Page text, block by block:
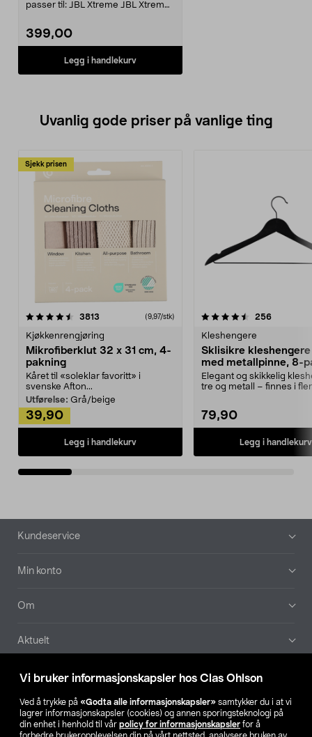
Vi bruker informasjonskapsler hos Clas Ohlson
Ved å trykke på «Godta alle informasjonskapsler» samtykker du i at vi
lagrer informasjonskapsler (cookies) og annen sporingsteknologi på
din enhet i henhold til vår policy for informasjonskapsler for å
passer til: JBL Xtreme JBL Xtreme
399,00
Legg i handlekurv
Uvanlig gode priser på vanlige ting
Sjekk prisen
3813 anmeldelser(9,97/stk)
Kjøkkenrengjøring
Mikrofiberklut 32 x 31 cm, 4-
pakning
Kåret til «soleklar favoritt» i
svenske Afton...
Utførelse: Grå/beige
39,90
Legg i handlekurv
4.5av 5 stjerner 256
Kleshengere
Sklisikre
med metallpinne, 8-
Elegant og skikkelig
tre og metall – finnes i
79,90
Legg i handlekurv
4.5av 5 stjerner
Bunntekst
Kundeservice
Min konto
Om
Aktuelt
Våre selskaper
Finn din butikk